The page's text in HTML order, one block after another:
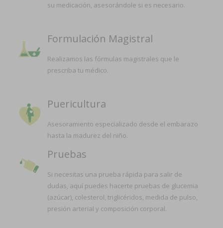
su medicación, asesorándole si es necesario.
Formulación Magistral
Realizamos las fórmulas magistrales que le
prescriba tu médico.
Puericultura
Asesoramiento especializado desde el embarazo
hasta la madurez del niño.
Pruebas
Si necesitas una prueba rápida para salir de
dudas, aquí puedes hacerte pruebas de glucemia
(azúcar), colesterol, triglicéridos, medida de pulso,
presión arterial y composición corporal.